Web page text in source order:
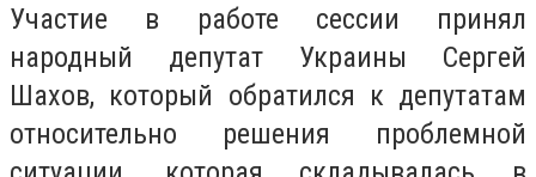
Участие в работе сессии принял
народный депутат Украины Сергей
Шахов, который обратился к депутатам
относительно решения проблемной